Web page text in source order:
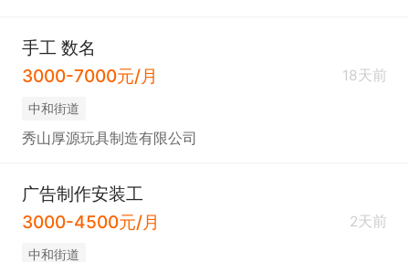
手工 数名
3000-7000元/月
18天前
中和街道
秀山厚源玩具制造有限公司
广告制作安装工
3000-4500元/月
2天前
中和街道